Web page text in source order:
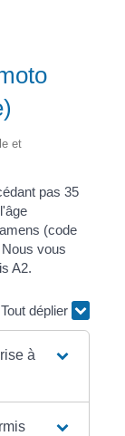
et
pas 35
(code
vous
A2.
Tout déplier
à